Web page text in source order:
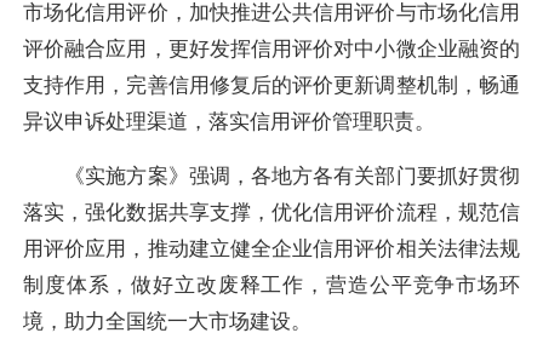
市场化信用评价，加快推进公共信用评价与市场化信用
评价融合应用，更好发挥信用评价对中小微企业融资的
支持作用，完善信用修复后的评价更新调整机制，畅通
异议申诉处理渠道，落实信用评价管理职责。
《实施方案》强调，各地方各有关部门要抓好贯彻
落实，强化数据共享支撑，优化信用评价流程，规范信
用评价应用，推动建立健全企业信用评价相关法律法规
制度体系，做好立改废释工作，营造公平竞争市场环
境，助力全国统一大市场建设。